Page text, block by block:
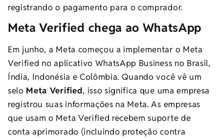
registrando o pagamento para o comprador.
Meta Verified chega ao WhatsApp
Em junho, a Meta começou a implementar o Meta
Verified no aplicativo WhatsApp Business no Brasil,
Índia, Indonésia e Colômbia. Quando você vê um
selo Meta Verified, isso significa que uma empresa
registrou suas informações na Meta. As empresas
que usam o Meta Verified recebem suporte de
conta aprimorado (incluindo proteção contra